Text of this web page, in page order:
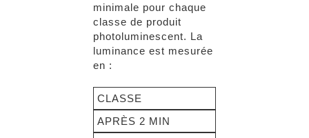
minimale pour chaque
classe de produit
photoluminescent. La
luminance est mesurée
en :
CLASSE
APRÈS 2 MIN